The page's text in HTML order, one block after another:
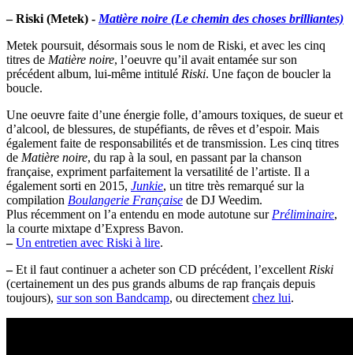
– Riski (Metek) - Matière noire (Le chemin des choses brilliantes)
Metek poursuit, désormais sous le nom de Riski, et avec les cinq
titres de Matière noire, l’oeuvre qu’il avait entamée sur son
précédent album, lui-même intitulé Riski. Une façon de boucler la
boucle.
Une oeuvre faite d’une énergie folle, d’amours toxiques, de sueur et
d’alcool, de blessures, de stupéfiants, de rêves et d’espoir. Mais
également faite de responsabilités et de transmission. Les cinq titres
de Matière noire, du rap à la soul, en passant par la chanson
française, expriment parfaitement la versatilité de l’artiste. Il a
également sorti en 2015, Junkie, un titre très remarqué sur la
compilation Boulangerie Française de DJ Weedim.
Plus récemment on l’a entendu en mode autotune sur Préliminaire,
la courte mixtape d’Express Bavon.
– Un entretien avec Riski à lire.
–Et il faut continuer a acheter son CD précédent, l’excellent Riski
(certainement un des pus grands albums de rap français depuis
toujours), sur son son Bandcamp, ou directement chez lui.